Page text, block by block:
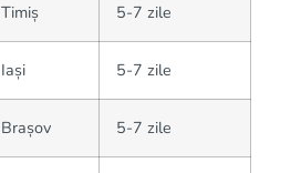
Timiș 5-7 zile
Iași 5-7 zile
Brașov 5-7 zile